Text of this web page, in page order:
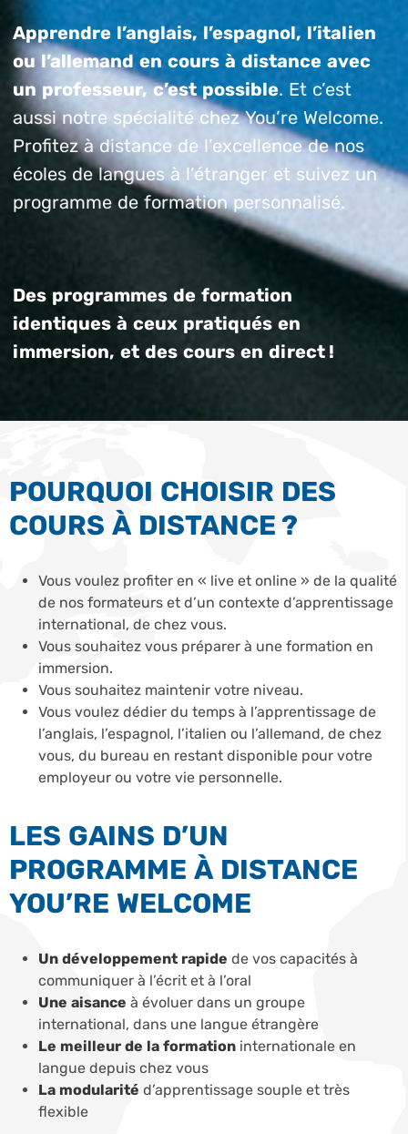
Apprendre l’anglais, l’espagnol, l’italien
ou l’allemand en cours à distance avec
un professeur, c’est possible. Et c’est
aussi notre spécialité chez You’re Welcome.
Profitez à distance de l’excellence de nos
écoles de langues à l’étranger et suivez un
programme de formation personnalisé.
Des programmes de formation
identiques à ceux pratiqués en
immersion, et des cours en direct !
POURQUOI CHOISIR DES
COURS À DISTANCE ?
Vous voulez profiter en « live et online » de la qualité
de nos formateurs et d’un contexte d’apprentissage
international, de chez vous.
Vous souhaitez vous préparer à une formation en
immersion.
Vous souhaitez maintenir votre niveau.
Vous voulez dédier du temps à l’apprentissage de
l’anglais, l’espagnol, l’italien ou l’allemand, de chez
vous, du bureau en restant disponible pour votre
employeur ou votre vie personnelle.
LES GAINS D’UN
PROGRAMME À DISTANCE
YOU’RE WELCOME
Un développement rapide de vos capacités à
communiquer à l’écrit et à l’oral
Une aisance à évoluer dans un groupe
international, dans une langue étrangère
Le meilleur de la formation internationale en
langue depuis chez vous
La modularité d’apprentissage souple et très
flexible